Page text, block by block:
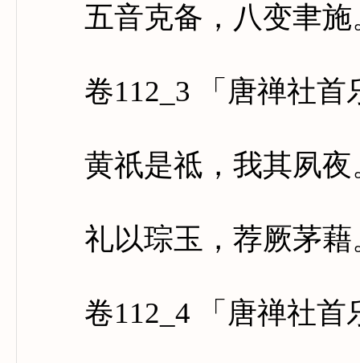
五音克备，八变聿施
卷112_3 「唐禅社首
黄祇是祗，我其夙夜
礼以琮玉，荐厥茅藉
卷112_4 「唐禅社首